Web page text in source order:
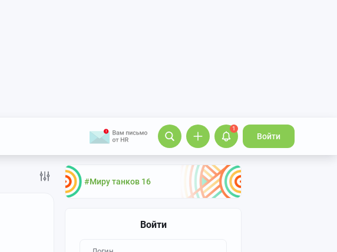
1
Войти
#Миру танков 16
Войти